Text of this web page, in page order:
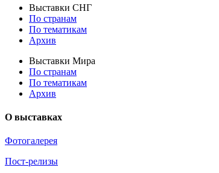
Выставки СНГ
По странам
По тематикам
Архив
Выставки Мира
По странам
По тематикам
Архив
О выставках
Фотогалерея
Пост-релизы